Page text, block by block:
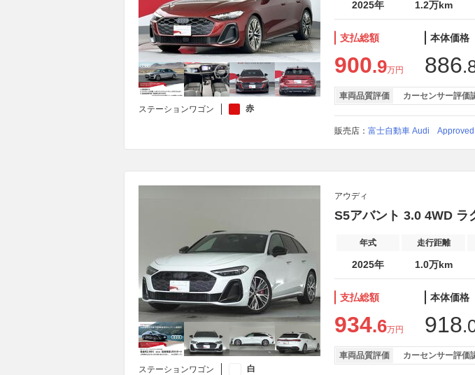
ステーションワゴン 赤
2025年 1.2万km
支払総額
900.9万円
本体価格
886
車両品質評価 カーセンサー評価
販売店： 富士自動車 Audi
ステーションワゴン 白
アウディ
S5アバント 3.0 4WD
年式 走行距離
2025年 1.0万km
支払総額
934.6万円
本体価格
918
車両品質評価 カーセンサー評価